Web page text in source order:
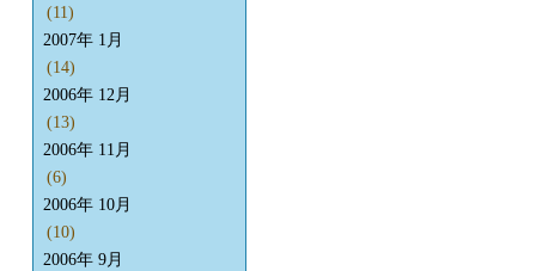
(11)
2007年 1月
(14)
2006年 12月
(13)
2006年 11月
(6)
2006年 10月
(10)
2006年 9月